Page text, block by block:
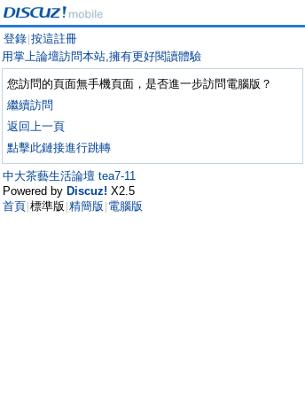
登錄 按這註冊
用掌上論壇訪問本站,擁有更好閱讀體驗
您訪問的頁面無手機頁面，是否進一步訪問電腦版？
繼續訪問
返回上一頁
點擊此鏈接進行跳轉
中大茶藝生活論壇 tea7-11
Powered by Discuz! X2.5
首頁 標準版 精簡版 電腦版